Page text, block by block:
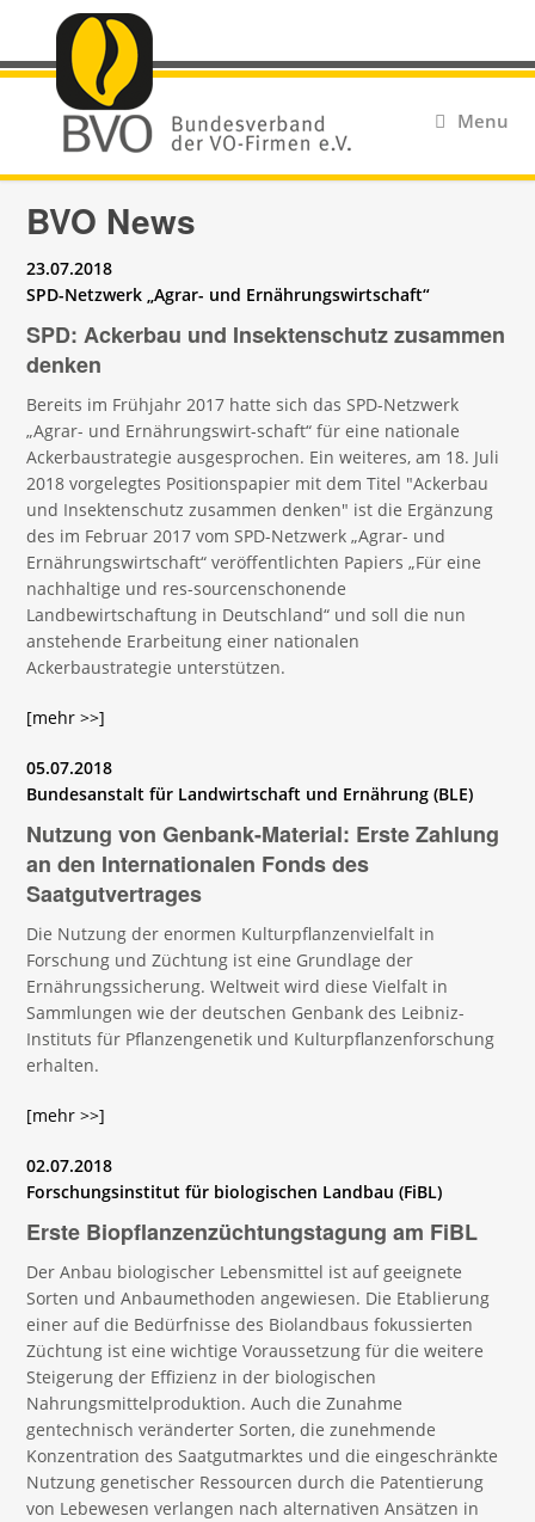
Menu
BVO News
23.07.2018
SPD-Netzwerk „Agrar- und Ernährungswirtschaft“
SPD: Ackerbau und Insektenschutz zusammen
denken
Bereits im Frühjahr 2017 hatte sich das SPD-Netzwerk
„Agrar- und Ernährungswirt-schaft“ für eine nationale
Ackerbaustrategie ausgesprochen. Ein weiteres, am 18. Juli
2018 vorgelegtes Positionspapier mit dem Titel "Ackerbau
und Insektenschutz zusammen denken" ist die Ergänzung
des im Februar 2017 vom SPD-Netzwerk „Agrar- und
Ernährungswirtschaft“ veröffentlichten Papiers „Für eine
nachhaltige und res-sourcenschonende
Landbewirtschaftung in Deutschland“ und soll die nun
anstehende Erarbeitung einer nationalen
Ackerbaustrategie unterstützen.
[mehr >>]
05.07.2018
Bundesanstalt für Landwirtschaft und Ernährung (BLE)
Nutzung von Genbank-Material: Erste Zahlung
an den Internationalen Fonds des
Saatgutvertrages
Die Nutzung der enormen Kulturpflanzenvielfalt in
Forschung und Züchtung ist eine Grundlage der
Ernährungssicherung. Weltweit wird diese Vielfalt in
Sammlungen wie der deutschen Genbank des Leibniz-
Instituts für Pflanzengenetik und Kulturpflanzenforschung
erhalten.
[mehr >>]
02.07.2018
Forschungsinstitut für biologischen Landbau (FiBL)
Erste Biopflanzenzüchtungstagung am FiBL
Der Anbau biologischer Lebensmittel ist auf geeignete
Sorten und Anbaumethoden angewiesen. Die Etablierung
einer auf die Bedürfnisse des Biolandbaus fokussierten
Züchtung ist eine wichtige Voraussetzung für die weitere
Steigerung der Effizienz in der biologischen
Nahrungsmittelproduktion. Auch die Zunahme
gentechnisch veränderter Sorten, die zunehmende
Konzentration des Saatgutmarktes und die eingeschränkte
Nutzung genetischer Ressourcen durch die Patentierung
von Lebewesen verlangen nach alternativen Ansätzen in